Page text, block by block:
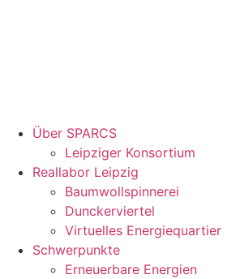
Über SPARCS
Leipziger Konsortium
Reallabor Leipzig
Baumwollspinnerei
Dunckerviertel
Virtuelles Energiequartier
Schwerpunkte
Erneuerbare Energien